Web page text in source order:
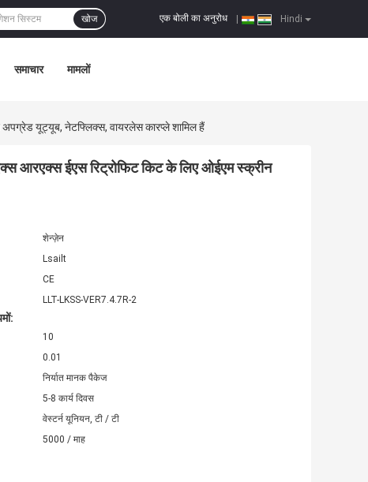
Hindi
एक बोली का अनुरोध
खोज
समाचार मामलों
यूट्यूब, नेटफ्लिक्स, वायरलेस कारप्ले शामिल हैं
आरएक्स ईएस रिट्रोफिट किट के लिए ओईएम स्क्रीन
शेन्ज़ेन
Lsailt
CE
LLT-LKSS-VER7.4.7R-2
10
0.01
निर्यात मानक पैकेज
5-8 कार्य दिवस
वेस्टर्न यूनियन, टी / टी
5000 / माह